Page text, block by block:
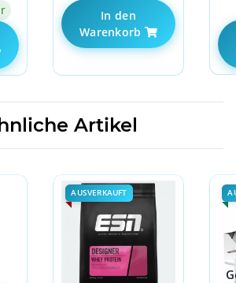
In den
Warenkorb
Artikel
AUSVERKAUFT